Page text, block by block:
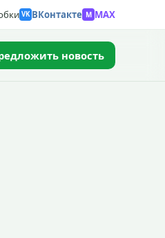
VK ВКонтакте M MAX
новость